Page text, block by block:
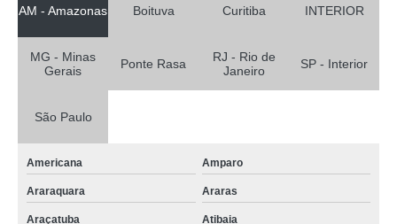
AM - Amazonas Boituva Curitiba INTERIOR
MG - Minas
Gerais
Ponte Rasa
RJ - Rio de
Janeiro
SP - Interior
São Paulo
Americana Amparo
Araraquara Araras
Araçatuba Atibaia